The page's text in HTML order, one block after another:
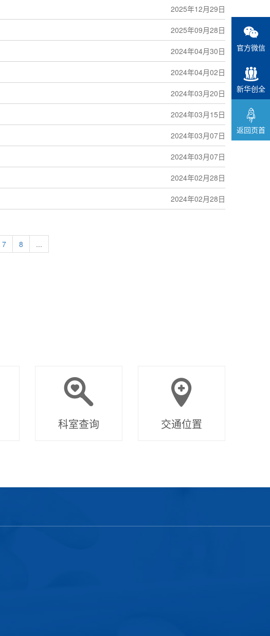
官方微信
新华创全
返回页首
2025年12月29日
2025年09月28日
2024年04月30日
2024年04月02日
2024年03月20日
2024年03月15日
2024年03月07日
2024年03月07日
2024年02月28日
2024年02月28日
7 8
...
科室查询 交通位置